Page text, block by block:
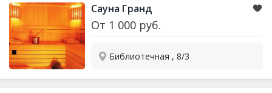
Сауна Гранд
От 1 000 руб.
Библиотечная , 8/3